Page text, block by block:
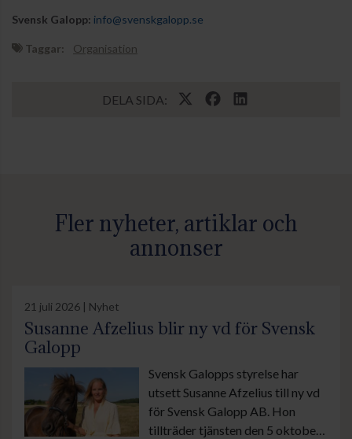
Svensk Galopp: info@svenskgalopp.se
Taggar: Organisation
DELA SIDA:
Fler nyheter, artiklar och
annonser
21 juli 2026 | Nyhet
Susanne Afzelius blir ny vd för Svensk
Galopp
Svensk Galopps styrelse har
utsett Susanne Afzelius till ny vd
för Svensk Galopp AB. Hon
tillträder tjänsten den 5 oktober